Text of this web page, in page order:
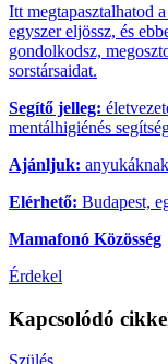
Itt megtapasztalhatod
egyszer eljössz, és
gondolkodsz,
sorstársaidat.
Segítő jelleg:
mentálhigiénés
Ajánljuk: anyukáknak
Elérhető: Budapest,
Mamafonó Közösség
Érdekel
Kapcsolódó